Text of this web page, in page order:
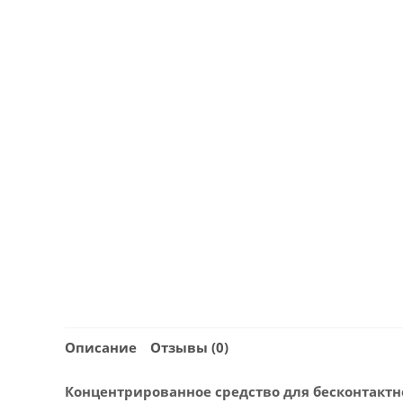
Описание Отзывы (0)
Концентрированное средство для